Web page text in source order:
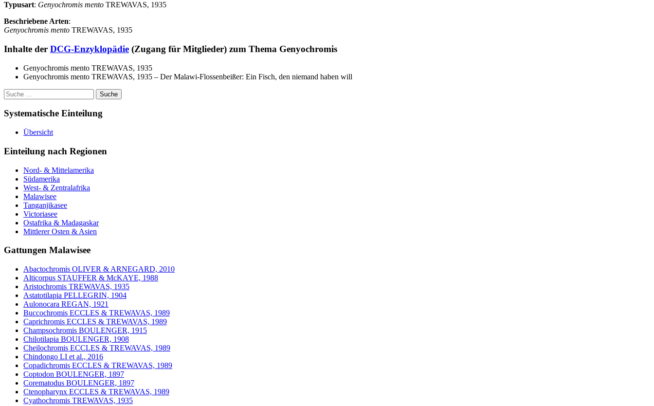
Typusart: Genyochromis mento TREWAVAS, 1935
Beschriebene Arten:
Genyochromis mento TREWAVAS, 1935
Inhalte der DCG-Enzyklopädie (Zugang für Mitglieder) zum Thema Genyochromis
Genyochromis mento TREWAVAS, 1935
Genyochromis mento TREWAVAS, 1935 – Der Malawi-Flossenbeißer: Ein Fisch, den niemand haben will
Suche
nach:
Systematische Einteilung
Übersicht
Einteilung nach Regionen
Nord- & Mittelamerika
Südamerika
West- & Zentralafrika
Malawisee
Tanganjikasee
Victoriasee
Ostafrika & Madagaskar
Mittlerer Osten & Asien
Gattungen Malawisee
Abactochromis OLIVER & ARNEGARD, 2010
Alticorpus STAUFFER & McKAYE, 1988
Aristochromis TREWAVAS, 1935
Astatotilapia PELLEGRIN, 1904
Aulonocara REGAN, 1921
Buccochromis ECCLES & TREWAVAS, 1989
Caprichromis ECCLES & TREWAVAS, 1989
Champsochromis BOULENGER, 1915
Chilotilapia BOULENGER, 1908
Cheilochromis ECCLES & TREWAVAS, 1989
Chindongo LI et al., 2016
Copadichromis ECCLES & TREWAVAS, 1989
Coptodon BOULENGER, 1897
Corematodus BOULENGER, 1897
Ctenopharynx ECCLES & TREWAVAS, 1989
Cyathochromis TREWAVAS, 1935